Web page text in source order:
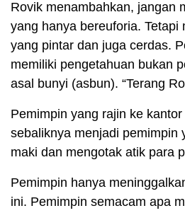
Rovik menambahkan, jangan
yang hanya bereuforia. Tetapi
yang pintar dan juga cerdas.
memiliki pengetahuan bukan
asal bunyi (asbun). “Terang
Pemimpin yang rajin ke
sebaliknya menjadi pemimpin
maki dan mengotak atik para
Pemimpin hanya
ini. Pemimpin semacam apa